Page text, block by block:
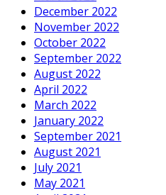
December 2022
November 2022
October 2022
September 2022
August 2022
April 2022
March 2022
January 2022
September 2021
August 2021
July 2021
May 2021